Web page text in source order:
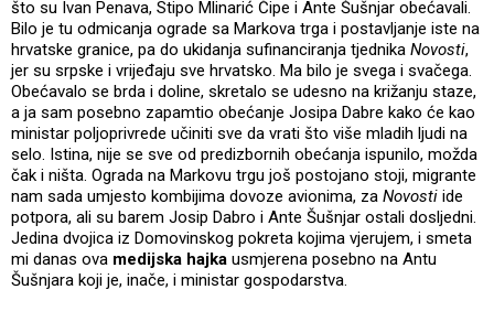
što su Ivan Penava, Stipo Mlinarić Ćipe i Ante Šušnjar obećavali.
Bilo je tu odmicanja ograde sa Markova trga i postavljanje iste na
hrvatske granice, pa do ukidanja sufinanciranja tjednika Novosti,
jer su srpske i vrijeđaju sve hrvatsko. Ma bilo je svega i svačega.
Obećavalo se brda i doline, skretalo se udesno na križanju staze,
a ja sam posebno zapamtio obećanje Josipa Dabre kako će kao
ministar poljoprivrede učiniti sve da vrati što više mladih ljudi na
selo. Istina, nije se sve od predizbornih obećanja ispunilo, možda
čak i ništa. Ograda na Markovu trgu još postojano stoji, migrante
nam sada umjesto kombijima dovoze avionima, za Novosti ide
potpora, ali su barem Josip Dabro i Ante Šušnjar ostali dosljedni.
Jedina dvojica iz Domovinskog pokreta kojima vjerujem, i smeta
mi danas ova medijska hajka usmjerena posebno na Antu
Šušnjara koji je, inače, i ministar gospodarstva.